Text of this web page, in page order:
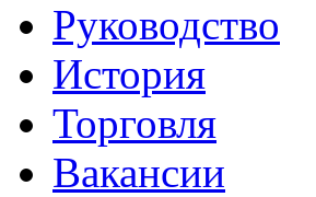
Руководство
История
Торговля
Вакансии